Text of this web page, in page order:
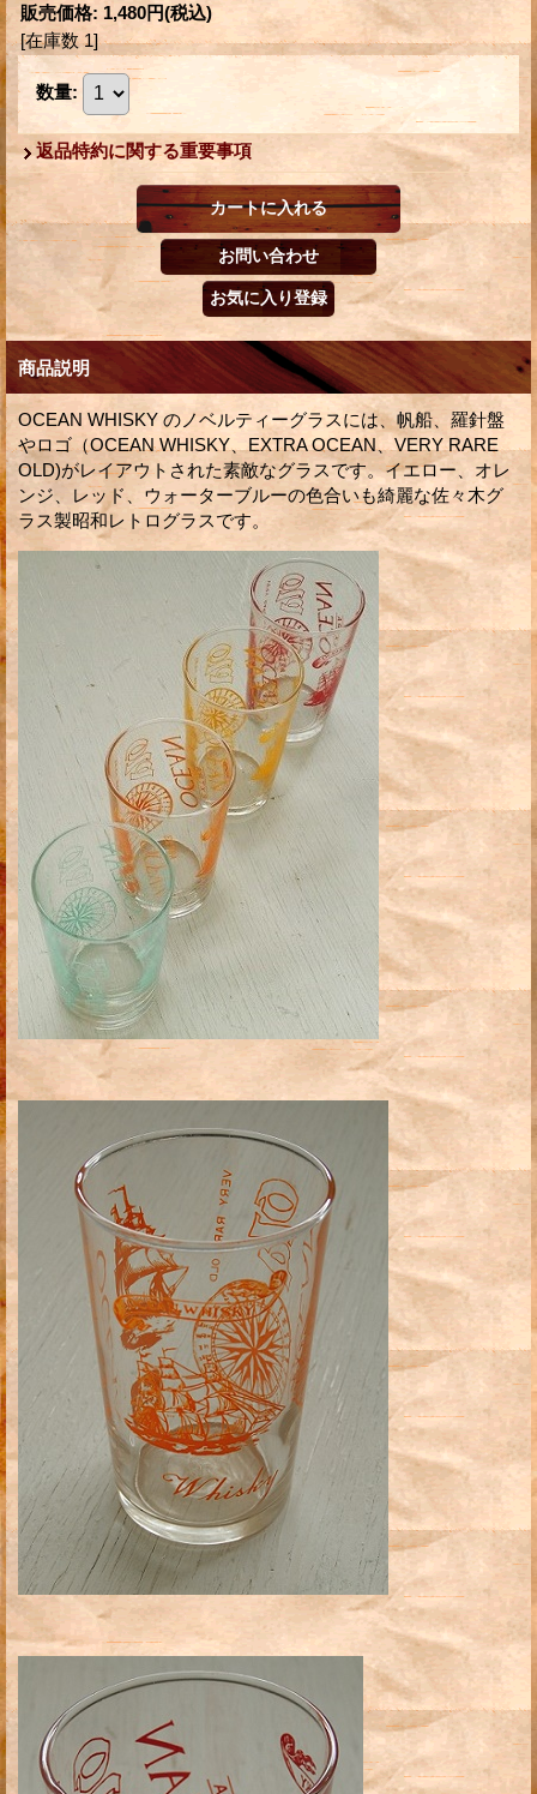
販売価格: 1,480円(税込)
[在庫数 1]
数量:
返品特約に関する重要事項
商品説明
OCEAN WHISKY のノベルティーグラスには、帆船、羅針盤
やロゴ（OCEAN WHISKY、EXTRA OCEAN、VERY RARE
OLD)がレイアウトされた素敵なグラスです。イエロー、オレ
ンジ、レッド、ウォーターブルーの色合いも綺麗な佐々木グ
ラス製昭和レトログラスです。